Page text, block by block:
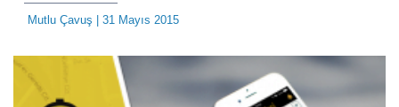
Mutlu Çavuş | 31 Mayıs 2015